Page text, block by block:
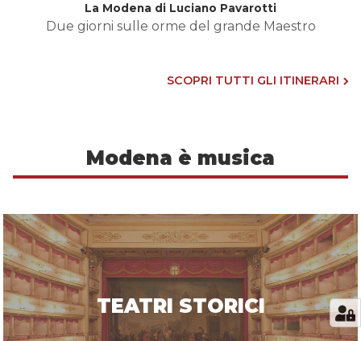
La Modena di Luciano Pavarotti
Due giorni sulle orme del grande Maestro
SCOPRI TUTTI GLI ITINERARI
Modena è musica
TEATRI STORICI